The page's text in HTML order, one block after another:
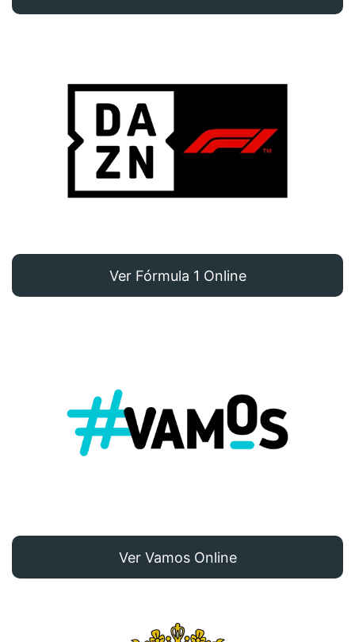
Ver Fórmula 1 Online
Ver Vamos Online